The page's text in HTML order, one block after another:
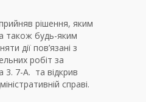
рішення, яким
також будь-яким
дії пов’язані з
робіт за
3. 7-А. та відкрив
справі.